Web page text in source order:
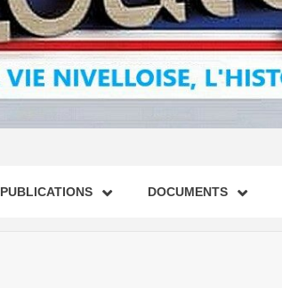
PUBLICATIONS DOCUMENTS